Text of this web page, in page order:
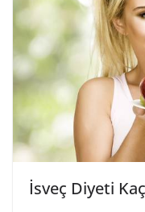
İsveç Diyeti